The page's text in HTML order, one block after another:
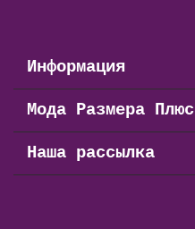
Информация
Мода Размера Плюс
Наша рассылка